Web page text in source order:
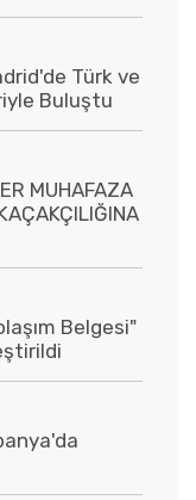
Türk ve
Buluştu
MUHAFAZA
Belgesi"